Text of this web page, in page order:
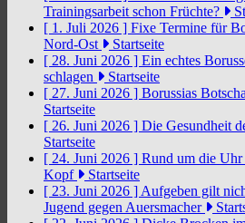
Trainingsarbeit schon Früchte?
[ 1. Juli 2026 ] Fixe Termine für
Nord-Ost
Startseite
[ 28. Juni 2026 ] Ein echtes
schlagen
Startseite
[ 27. Juni 2026 ] Borussias
Startseite
[ 26. Juni 2026 ] Die Gesundheit
Startseite
[ 24. Juni 2026 ] Rund um die
Kopf
Startseite
[ 23. Juni 2026 ] Aufgeben gilt
Jugend gegen Auersmacher